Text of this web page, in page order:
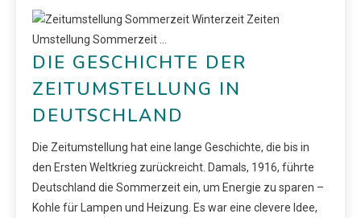
DIE GESCHICHTE DER
ZEITUMSTELLUNG IN
DEUTSCHLAND
Die Zeitumstellung hat eine lange Geschichte, die bis in
den Ersten Weltkrieg zurückreicht. Damals, 1916, führte
Deutschland die Sommerzeit ein, um Energie zu sparen –
Kohle für Lampen und Heizung. Es war eine clevere Idee,